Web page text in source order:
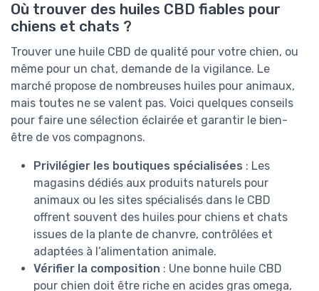
Où trouver des huiles CBD fiables pour
chiens et chats ?
Trouver une huile CBD de qualité pour votre chien, ou
même pour un chat, demande de la vigilance. Le
marché propose de nombreuses huiles pour animaux,
mais toutes ne se valent pas. Voici quelques conseils
pour faire une sélection éclairée et garantir le bien-
être de vos compagnons.
Privilégier les boutiques spécialisées : Les
magasins dédiés aux produits naturels pour
animaux ou les sites spécialisés dans le CBD
offrent souvent des huiles pour chiens et chats
issues de la plante de chanvre, contrôlées et
adaptées à l’alimentation animale.
Vérifier la composition : Une bonne huile CBD
pour chien doit être riche en acides gras omega,